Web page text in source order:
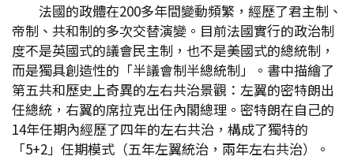
法國的政體在200多年間變動頻繁，經歷了君主制、
帝制、共和制的多次交替演變。目前法國實行的政治制
度不是英國式的議會民主制，也不是美國式的總統制，
而是獨具創造性的「半議會制半總統制」。書中描繪了
第五共和歷史上奇異的左右共治景觀：左翼的密特朗出
任總統，右翼的席拉克出任內閣總理。密特朗在自己的
14年任期內經歷了四年的左右共治，構成了獨特的
「5+2」任期模式（五年左翼統治，兩年左右共治）。